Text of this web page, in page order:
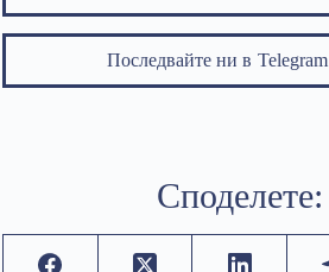
Последвайте ни в Telegram
Споделете: